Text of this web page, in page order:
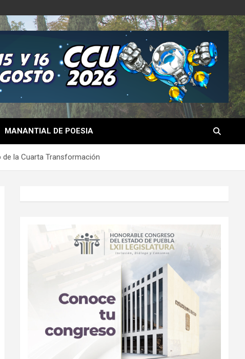
MANANTIAL DE POESIA
la Cuarta Transformación